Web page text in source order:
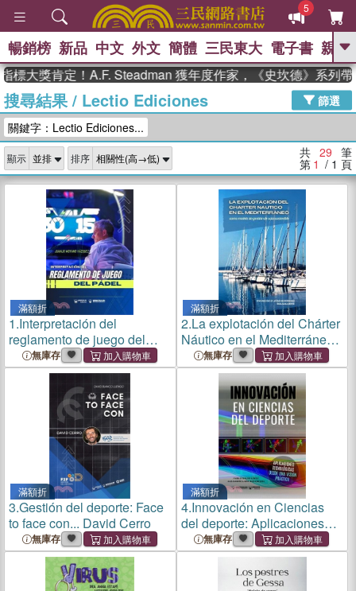
5
GO
熱搜： 東野圭吾 The Odyssey 、
父親節 、 如果歷史是一群喵 、 暑期
念華 、 台灣的李登輝時代 、 數學女
孩：黎曼猜想
偉大的迷走神經
暢銷榜 新品 中文 外文 簡體 三民東大 電子書 親子
獎肯定！A.F. Steadman 獲年度作家，《史坎德》系列帶你
搜尋結果/ Lectio Ediciones
篩選
關鍵字：Lectio Ediciones...
顯示 排序 共 29 筆
第 1 / 1 頁
滿額折
1.Interpretación del
reglamento de juego del
Pádel無庫存
滿額折
2.La explotación del Chárter
Náutico en el Mediterráneo
como modelo de gestión de
ocio sostenible
無庫存
滿額折
3.Gestión del deporte: Face
to face con... David Cerro
無庫存
滿額折
4.Innovación en Ciencias
del deporte: Aplicaciones
tecnológicas desde una
visión práctica
無庫存